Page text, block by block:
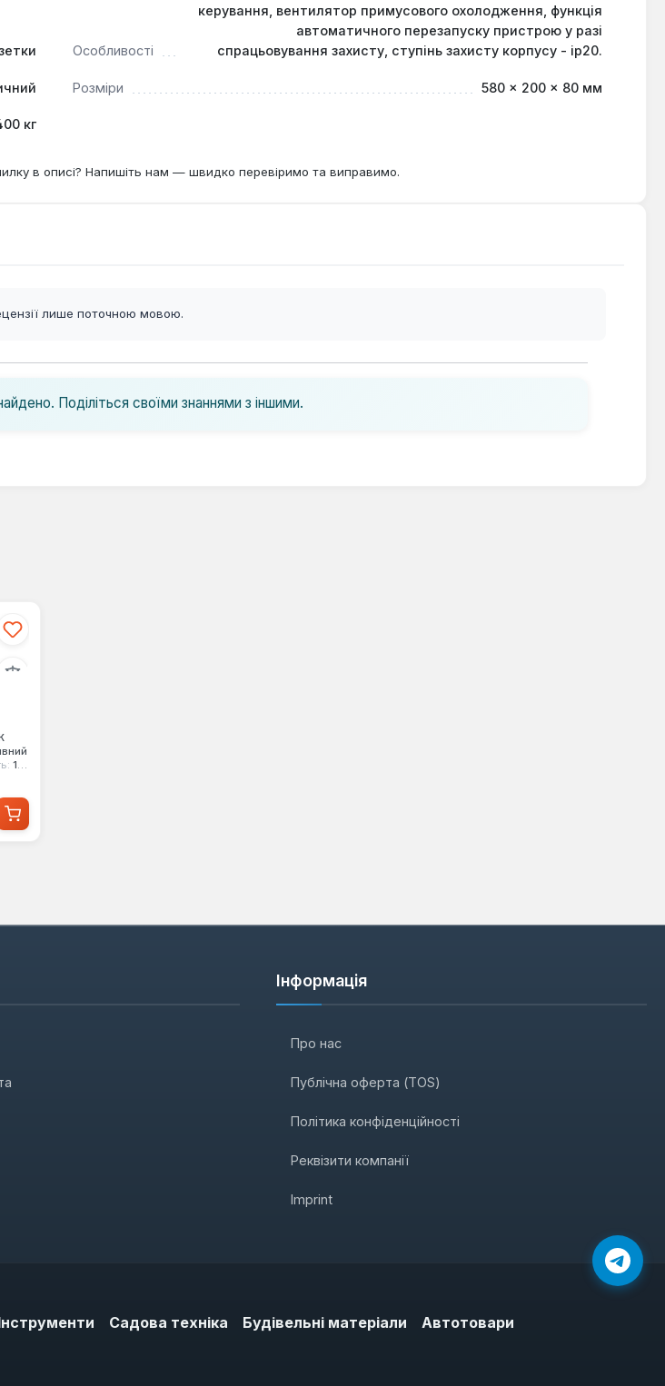
Особливості
керування, вентилятор примусового охолодження, функція
автоматичного перезапуску пристрою у разі
спрацьовування захисту, ступінь захисту корпусу - ip20.
Розміри 580 × 200 × 80 мм
кг
в описі? Напишіть нам — швидко перевіримо та виправимо.
лише поточною мовою.
Поділіться своїми знаннями з іншими.
1500 Вт
Інформація
Про нас
Публічна оферта (TOS)
Політика конфіденційності
Реквізити компанії
Imprint
Садова техніка Будівельні матеріали Автотовари